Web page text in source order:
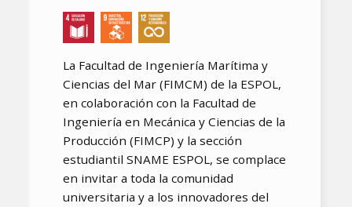
La Facultad de Ingeniería Marítima y
Ciencias del Mar (FIMCM) de la ESPOL,
en colaboración con la Facultad de
Ingeniería en Mecánica y Ciencias de la
Producción (FIMCP) y la sección
estudiantil SNAME ESPOL, se complace
en invitar a toda la comunidad
universitaria y a los innovadores del